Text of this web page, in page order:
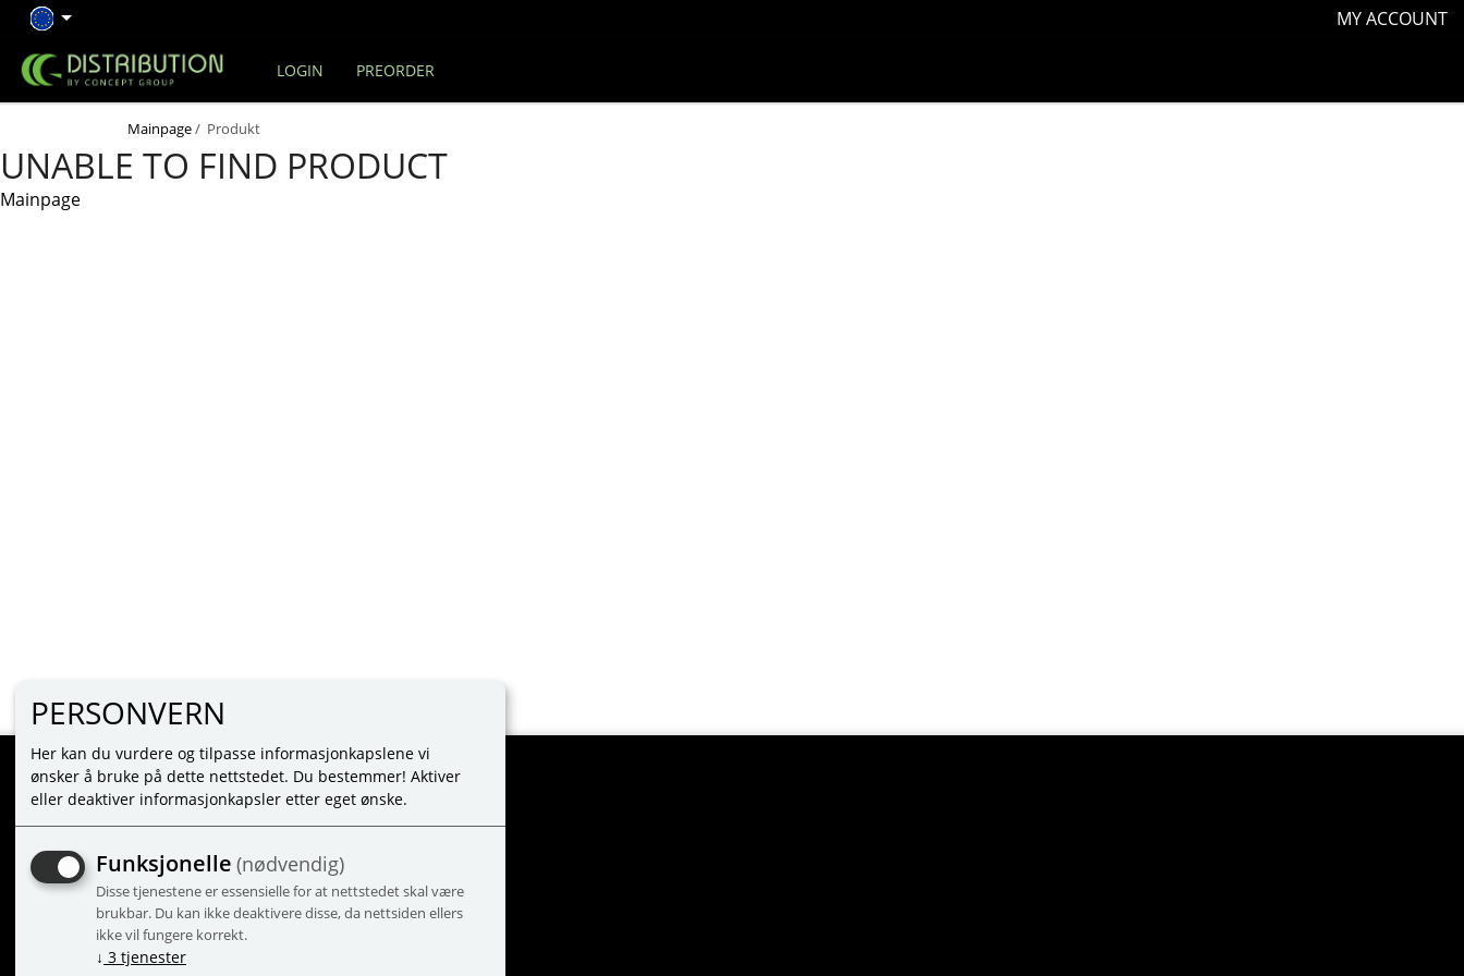
MY ACCOUNT
LOGIN PREORDER
Mainpage/ Produkt
UNABLE TO FIND PRODUCT
Mainpage
MINE SIDER
LOGIN
NEW CUSTOMER
TERMS
PRIVACY TERMS
ADMINISTRER COOKIES
PERSONVERN
Her kan du vurdere og tilpasse informasjonkapslene vi
ønsker å bruke på dette nettstedet. Du bestemmer! Aktiver
eller deaktiver informasjonkapsler etter eget ønske.
Funksjonelle (nødvendig)
Disse tjenestene er essensielle for at nettstedet skal være
brukbar. Du kan ikke deaktivere disse, da nettsiden ellers
ikke vil fungere korrekt.
↓ 3 tjenester